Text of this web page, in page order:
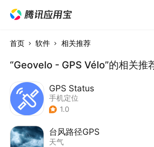
首页 软件 相关推荐
“Geovelo - GPS Vélo”的相关推
GPS Status
手机定位
1.0
台风路径GPS
天气